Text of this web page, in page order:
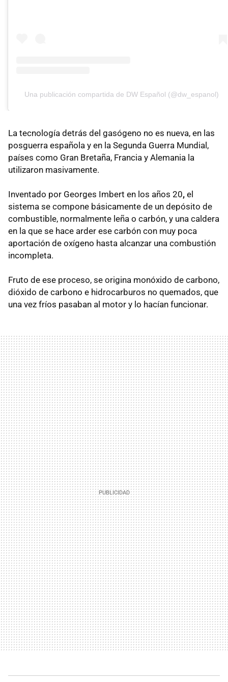
Una publicación compartida de DW Español (@dw_espanol)
La tecnología detrás del gasógeno no es nueva, en las
posguerra española y en la Segunda Guerra Mundial,
países como Gran Bretaña, Francia y Alemania la
utilizaron masivamente.
Inventado por Georges Imbert en los años 20, el
sistema se compone básicamente de un depósito de
combustible, normalmente leña o carbón, y una caldera
en la que se hace arder ese carbón con muy poca
aportación de oxígeno hasta alcanzar una combustión
incompleta.
Fruto de ese proceso, se origina monóxido de carbono,
dióxido de carbono e hidrocarburos no quemados, que
una vez fríos pasaban al motor y lo hacían funcionar.